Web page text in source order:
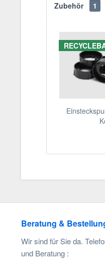
Zubehör 1
Beratung &
Wir sind für Sie da.
und Beratung :